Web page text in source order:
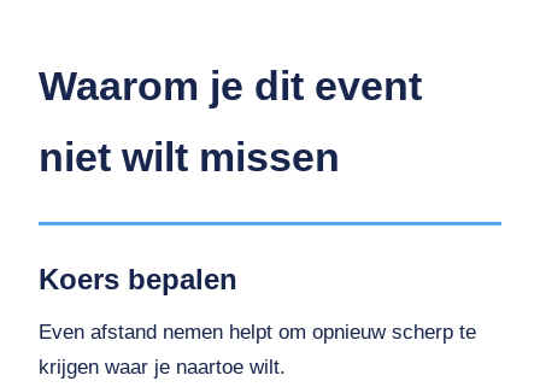
Waarom je dit event
niet wilt missen
Koers bepalen
Even afstand nemen helpt om opnieuw scherp te
krijgen waar je naartoe wilt.